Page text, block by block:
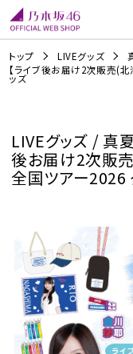
トップ LIVEグッズ
【ライブ後お届け2次販売(
ッズ
LIVEグッズ / 真
後お届け2次販売
全国ツアー2026